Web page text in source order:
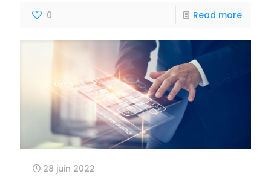
0 Read more
28 juin 2022